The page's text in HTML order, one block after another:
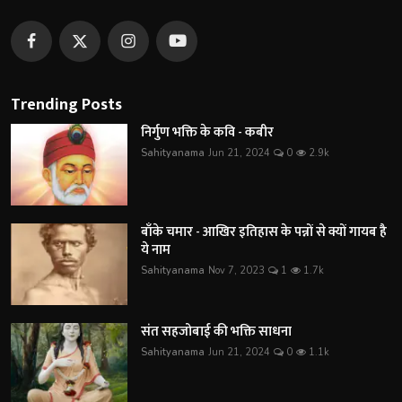
Trending Posts
निर्गुण भक्ति के कवि - कबीर
Sahityanama Jun 21, 2024 0 2.9k
बाँके चमार - आखिर इतिहास के पन्नों से क्यों गायब है
ये नाम
Sahityanama Nov 7, 2023 1 1.7k
संत सहजोबाई की भक्ति साधना
Sahityanama Jun 21, 2024 0 1.1k